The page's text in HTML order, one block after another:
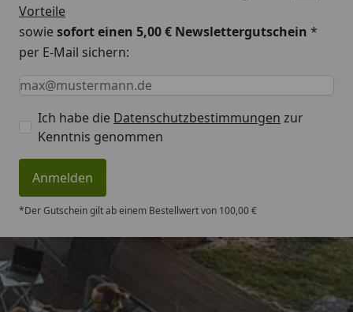
Dachüberstand
umlaufend
Dachfläche
13 m²
Tür
Doppeltür
180 x 198 cm
Fenster
Ausführungen
granitgrau, lichtgrau, weiß
Empfohlene
Dacheindeckung
Selbstklebende Dachbahn
auf Bitumenbasis
Dachbahnbedarf:
Vorteile
sowiesofort einen 5,00 € Newslettergutschein *
per E-Mail sichern:
Keine Eingabe erforderlich
Eingabe erforderlich
E-Mail *
Ich habe die Datenschutzbestimmungen zur
Kenntnis genommen
Anmelden
*Der Gutschein gilt ab einem Bestellwert von 100,00 €
Trusted Shops